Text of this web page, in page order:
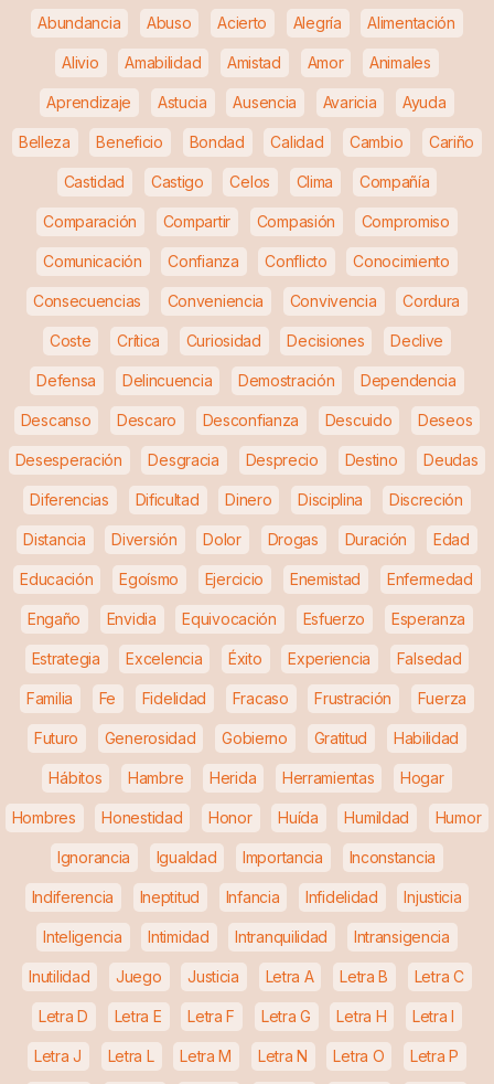
Abundancia Abuso Acierto Alegría Alimentación
Alivio Amabilidad Amistad Amor Animales
Aprendizaje Astucia Ausencia Avaricia Ayuda
Belleza Beneficio Bondad Calidad Cambio Cariño
Castidad Castigo Celos Clima Compañía
Comparación Compartir Compasión Compromiso
Comunicación Confianza Conflicto Conocimiento
Consecuencias Conveniencia Convivencia Cordura
Coste Crítica Curiosidad Decisiones Declive
Defensa Delincuencia Demostración Dependencia
Descanso Descaro Desconfianza Descuido Deseos
Desesperación Desgracia Desprecio Destino Deudas
Diferencias Dificultad Dinero Disciplina Discreción
Distancia Diversión Dolor Drogas Duración Edad
Educación Egoísmo Ejercicio Enemistad Enfermedad
Engaño Envidia Equivocación Esfuerzo Esperanza
Estrategia Excelencia Éxito Experiencia Falsedad
Familia Fe Fidelidad Fracaso Frustración Fuerza
Futuro Generosidad Gobierno Gratitud Habilidad
Hábitos Hambre Herida Herramientas Hogar
Hombres Honestidad Honor Huída Humildad Humor
Ignorancia Igualdad Importancia Inconstancia
Indiferencia Ineptitud Infancia Infidelidad Injusticia
Inteligencia Intimidad Intranquilidad Intransigencia
Inutilidad Juego Justicia Letra A Letra B Letra C
Letra D Letra E Letra F Letra G Letra H Letra I
Letra J Letra L Letra M Letra N Letra O Letra P